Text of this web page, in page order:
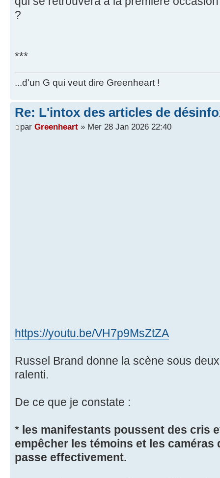
?
***
...d'un G qui veut dire Greenheart !
Re: L'intox des articles de
par Greenheart » Mer 28 Jan 2026 22:40
https://youtu.be/VH7p9MsZtZA
Russel Brand donne la scène sous
ralenti.
De ce que je constate :
* les manifestants poussent des cris
empêcher les témoins et les
passe effectivement.